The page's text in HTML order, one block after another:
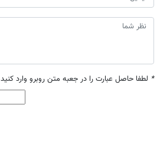
* لطفا حاصل عبارت را در جعبه متن روبرو وارد کنید